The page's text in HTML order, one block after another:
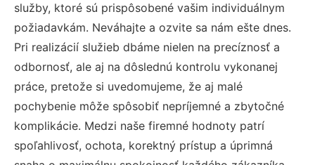
služby, ktoré sú prispôsobené vašim individuálnym
požiadavkám. Neváhajte a ozvite sa nám ešte dnes.
Pri realizácií služieb dbáme nielen na precíznosť a
odbornosť, ale aj na dôslednú kontrolu vykonanej
práce, pretože si uvedomujeme, že aj malé
pochybenie môže spôsobiť nepríjemné a zbytočné
komplikácie. Medzi naše firemné hodnoty patrí
spoľahlivosť, ochota, korektný prístup a úprimná